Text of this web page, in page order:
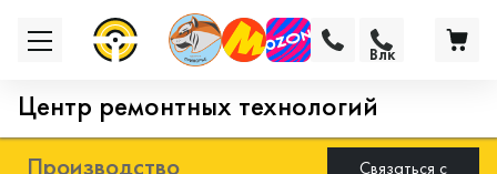
Центр ремонтных технологий
Производство
Связаться с
Влк